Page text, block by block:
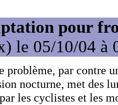
pour
le 05/10/04 à
problème, par contre
nocturne, met des
les cyclistes et les